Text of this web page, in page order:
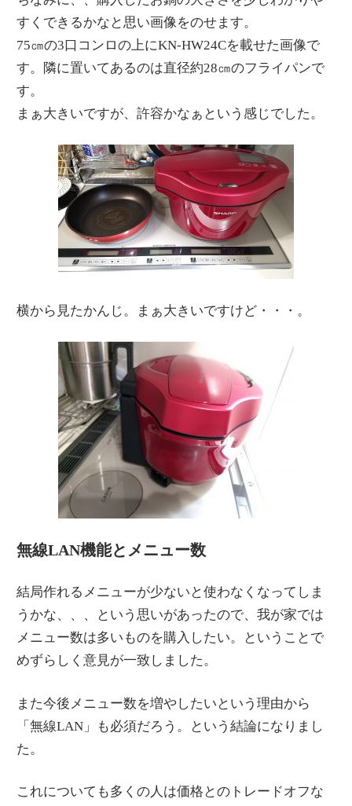
すくできるかなと思い画像をのせます。
75㎝の3口コンロの上にKN-HW24Cを載せた画像で
す。隣に置いてあるのは直径約28㎝のフライパンで
す。
まぁ大きいですが、許容かなぁという感じでした。
横から見たかんじ。まぁ大きいですけど・・・。
無線LAN機能とメニュー数
結局作れるメニューが少ないと使わなくなってしま
うかな、、、という思いがあったので、我が家では
メニュー数は多いものを購入したい。ということで
めずらしく意見が一致しました。
また今後メニュー数を増やしたいという理由から
「無線LAN」も必須だろう。という結論になりまし
た。
これについても多くの人は価格とのトレードオフな